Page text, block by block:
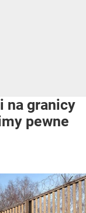
na granicy
pewne